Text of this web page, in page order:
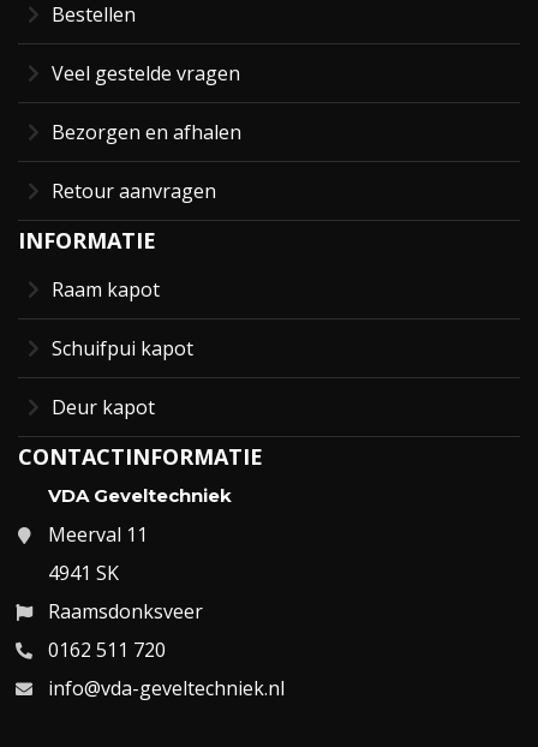
Bestellen
Veel gestelde vragen
Bezorgen en afhalen
Retour aanvragen
INFORMATIE
Raam kapot
Schuifpui kapot
Deur kapot
CONTACTINFORMATIE
VDA Geveltechniek
Meerval 11
4941 SK
Raamsdonksveer
0162 511 720
info@vda-geveltechniek.nl